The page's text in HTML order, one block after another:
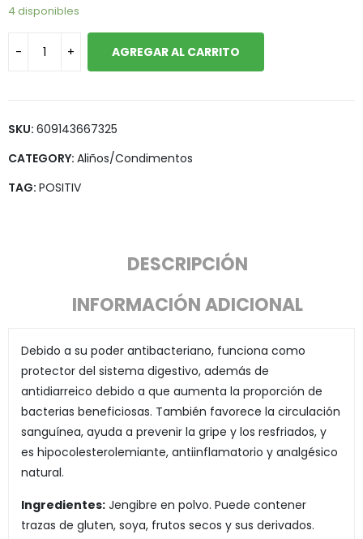
4 disponibles
AGREGAR AL CARRITO
SKU: 609143667325
CATEGORY: Aliños/Condimentos
TAG: POSITIV
DESCRIPCIÓN
INFORMACIÓN ADICIONAL
Debido a su poder antibacteriano, funciona como
protector del sistema digestivo, además de
antidiarreico debido a que aumenta la proporción de
bacterias beneficiosas. También favorece la circulación
sanguínea, ayuda a prevenir la gripe y los resfriados, y
es hipocolesterolemiante, antiinflamatorio y analgésico
natural.
Ingredientes: Jengibre en polvo. Puede contener
trazas de gluten, soya, frutos secos y sus derivados.